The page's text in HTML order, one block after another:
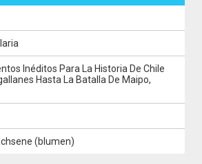
Inéditos Para La Historia De Chile
Hasta La Batalla De Maipo,
(blumen)